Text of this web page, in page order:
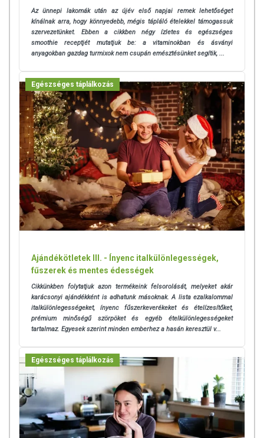
Az ünnepi lakomák után az újév első napjai remek lehetőséget
kínálnak arra, hogy könnyedebb, mégis tápláló ételekkel támogassuk
szervezetünket. Ebben a cikkben négy ízletes és egészséges
smoothie receptjét mutatjuk be: a vitaminokban és ásványi
anyagokban gazdag turmixok nem csupán emésztésünket segítik, ...
Egészséges táplálkozás
Ajándékötletek III. - Ínyenc italkülönlegességek,
fűszerek és mentes édességek
Cikkünkben folytatjuk azon termékeink felsorolását, melyeket akár
karácsonyi ajándékként is adhatunk másoknak. A lista ezalkalommal
italkülönlegességeket, ínyenc fűszerkeverékeket és ételízesítőket,
prémium minőségű szörpöket és egyéb ételkülönlegességeket
tartalmaz. Egyesek szerint minden emberhez a hasán keresztül v...
Egészséges táplálkozás